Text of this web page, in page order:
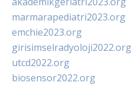
marmarapediatri2023.org
emchie2023.org
girisimselradyoloji2022.org
utcd2022.org
biosensor2022.org